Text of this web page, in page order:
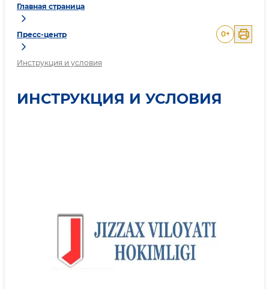
Главная страница
Пресс-центр
Инструкция и условия
0+
ИНСТРУКЦИЯ И УСЛОВИЯ